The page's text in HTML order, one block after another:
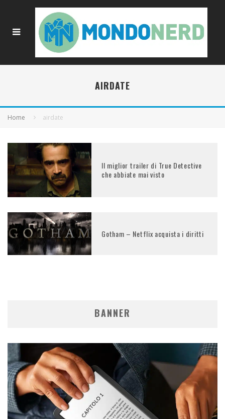
AIRDATE
Home airdate
Il miglior trailer di True Detective
che abbiate mai visto
Gotham – Netflix acquista i diritti
BANNER